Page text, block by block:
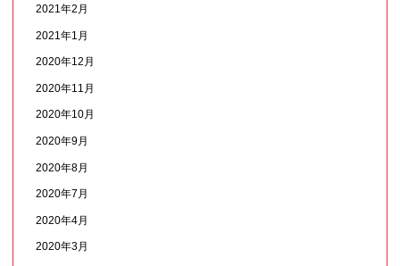
2021年2月
2021年1月
2020年12月
2020年11月
2020年10月
2020年9月
2020年8月
2020年7月
2020年4月
2020年3月